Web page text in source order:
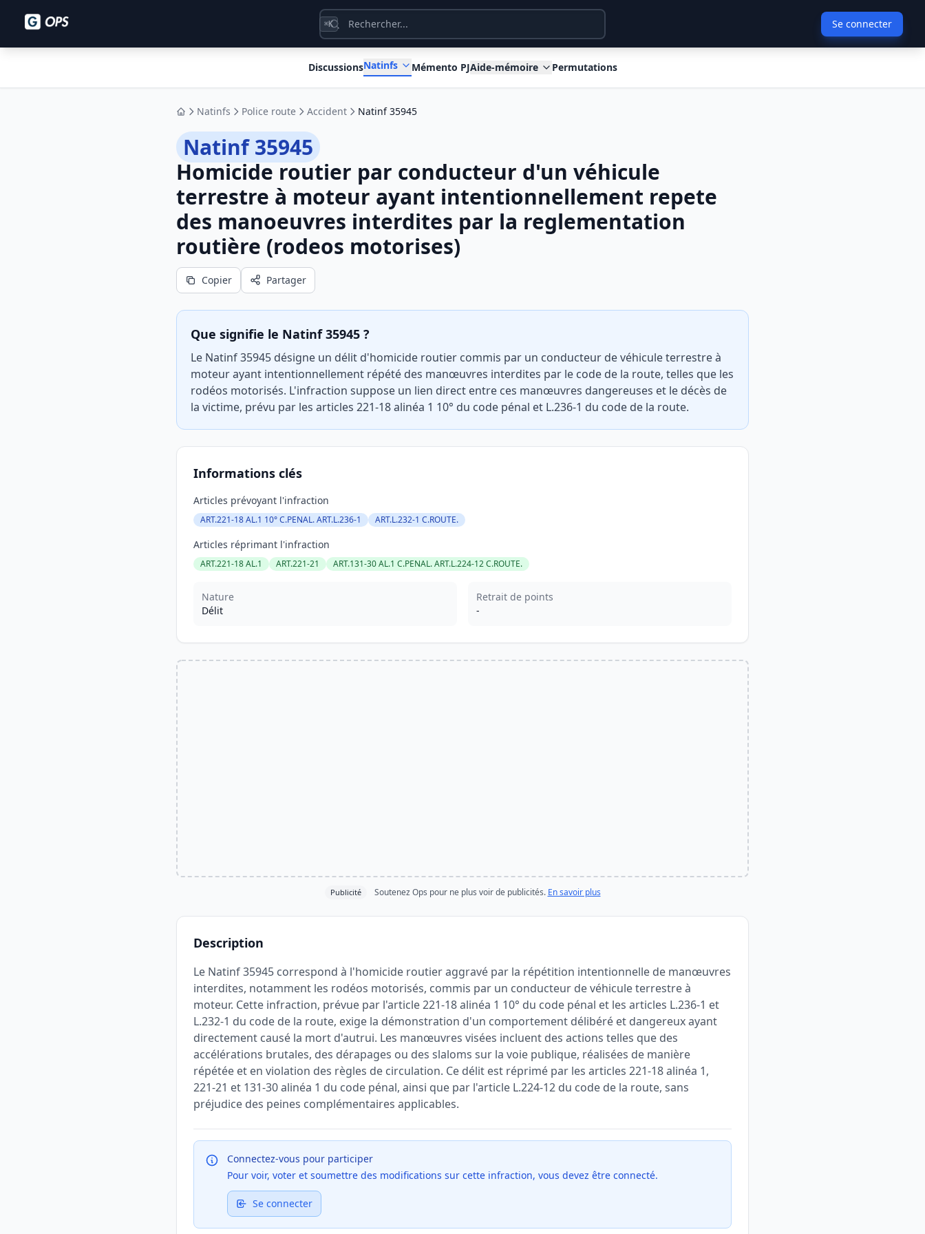
⌘K Se connecter
DiscussionsNatinfs Mémento PJAide-mémoire Permutations
AccueilNatinfs Police route Accident Natinf 35945
Natinf 35945
Homicide routier par conducteur d'un véhicule
terrestre à moteur ayant intentionnellement repete
des manoeuvres interdites par la reglementation
routière (rodeos motorises)
Copier Partager
Que signifie le Natinf 35945 ?
Le Natinf 35945 désigne un délit d'homicide routier commis par un conducteur de véhicule terrestre à
moteur ayant intentionnellement répété des manœuvres interdites par le code de la route, telles que les
rodéos motorisés. L'infraction suppose un lien direct entre ces manœuvres dangereuses et le décès de
la victime, prévu par les articles 221-18 alinéa 1 10° du code pénal et L.236-1 du code de la route.
Informations clés
Articles prévoyant l'infraction
ART.221-18 AL.1 10° C.PENAL. ART.L.236-1 ART.L.232-1 C.ROUTE.
Articles réprimant l'infraction
ART.221-18 AL.1 ART.221-21 ART.131-30 AL.1 C.PENAL. ART.L.224-12 C.ROUTE.
Nature
Délit
Retrait de points
-
Publicité Soutenez Ops pour ne plus voir de publicités. En savoir plus
Description
Le Natinf 35945 correspond à l'homicide routier aggravé par la répétition intentionnelle de manœuvres
interdites, notamment les rodéos motorisés, commis par un conducteur de véhicule terrestre à
moteur. Cette infraction, prévue par l'article 221-18 alinéa 1 10° du code pénal et les articles L.236-1 et
L.232-1 du code de la route, exige la démonstration d'un comportement délibéré et dangereux ayant
directement causé la mort d'autrui. Les manœuvres visées incluent des actions telles que des
accélérations brutales, des dérapages ou des slaloms sur la voie publique, réalisées de manière
répétée et en violation des règles de circulation. Ce délit est réprimé par les articles 221-18 alinéa 1,
221-21 et 131-30 alinéa 1 du code pénal, ainsi que par l'article L.224-12 du code de la route, sans
préjudice des peines complémentaires applicables.
Connectez-vous pour participer
Pour voir, voter et soumettre des modifications sur cette infraction, vous devez être connecté.
Se connecter